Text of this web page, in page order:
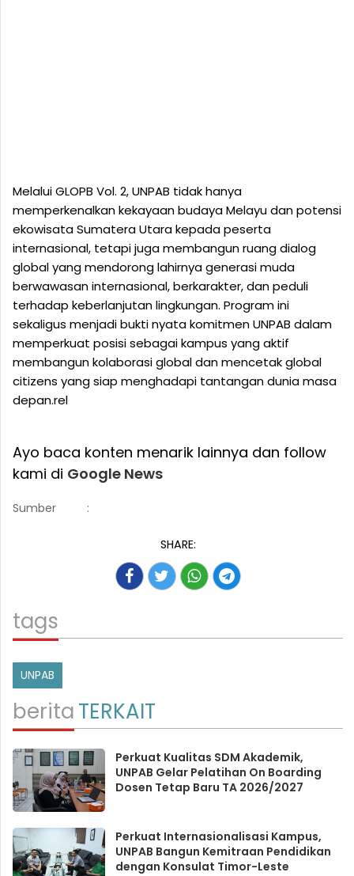
Melalui GLOPB Vol. 2, UNPAB tidak hanya
memperkenalkan kekayaan budaya Melayu dan potensi
ekowisata Sumatera Utara kepada peserta
internasional, tetapi juga membangun ruang dialog
global yang mendorong lahirnya generasi muda
berwawasan internasional, berkarakter, dan peduli
terhadap keberlanjutan lingkungan. Program ini
sekaligus menjadi bukti nyata komitmen UNPAB dalam
memperkuat posisi sebagai kampus yang aktif
membangun kolaborasi global dan mencetak global
citizens yang siap menghadapi tantangan dunia masa
depan.rel
Ayo baca konten menarik lainnya dan follow
kami di Google News
Sumber :
SHARE:
tags
UNPAB
beritaTERKAIT
Perkuat Kualitas SDM Akademik,
UNPAB Gelar Pelatihan On Boarding
Dosen Tetap Baru TA 2026/2027
Perkuat Internasionalisasi Kampus,
UNPAB Bangun Kemitraan Pendidikan
dengan Konsulat Timor-Leste